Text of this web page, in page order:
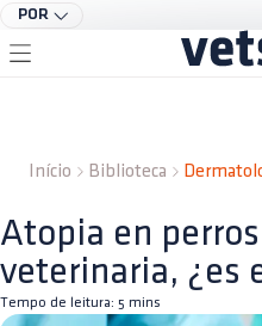
POR
Início Biblioteca
Atopia en
veterinaria, ¿es
Tempo de leitura: 5 mins